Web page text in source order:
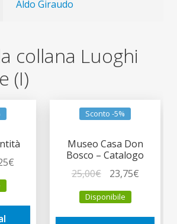
Aldo Giraudo
collana Luoghi
(I)
€
è:
Sconto -5%
Museo Casa Don
Bosco – Catalogo
25,00€
prezzo
originale
era:
23,75€Il
è:
Disponibile